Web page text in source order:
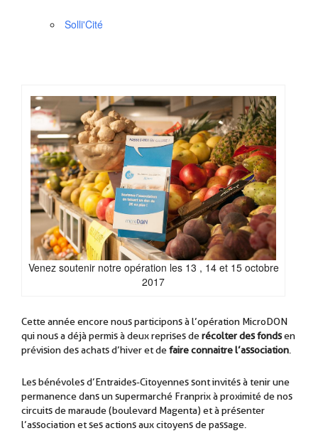
Solli'Cité
Venez soutenir notre opération les 13 , 14 et 15 octobre
2017
Cette année encore nous participons à l’opération MicroDON
qui nous a déjà permis à deux reprises derécolter des fondsen
prévision des achats d’hiver et defaire connaitre l’association
Les bénévoles d’Entraides-Citoyennes sont invités à tenir une
permanence dans un supermarché Franprix à proximité de nos
circuits de maraude (boulevard Magenta) et à présenter
l’association et ses actions aux citoyens de passage.